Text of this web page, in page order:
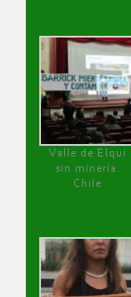
Valle de Elqui
sin minería.
Chile